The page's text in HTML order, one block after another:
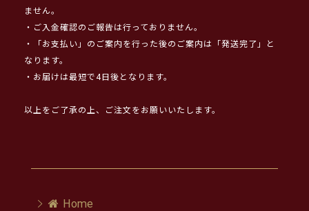
ません。
・ご入金確認のご報告は行っておりません。
・「お支払い」のご案内を行った後のご案内は「発送完了」と
なります。
・お届けは最短で4日後となります。
以上をご了承の上、ご注文をお願いいたします。
Home